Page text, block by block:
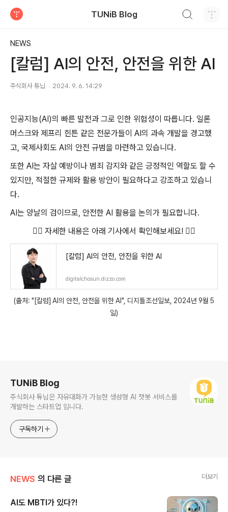
TUNiB Blog
NEWS
[칼럼] AI의 안전, 안전을 위한 AI
주식회사 튜닙 2024. 9. 6. 14:29
인공지능(AI)의 빠른 발전과 그로 인한 위험성이 따릅니다. 일론
머스크와 제프리 힌튼 같은 전문가들이 AI의 과속 개발을 경고했
고, 국제사회도 AI의 안전 규범을 마련하고 있습니다.
또한 AI는 자살 예방이나 범죄 감지와 같은 긍정적인 역할도 할 수
있지만, 적절한 규제와 활용 방안이 필요하다고 강조하고 있습니
다.
AI는 양날의 검이므로, 안전한 AI 활용을 논의가 필요합니다.
👇🏻 자세한 내용은 아래 기사에서 확인해보세요! 👇🏻
[칼럼] AI의 안전, 안전을 위한 AI
digitalchosun.dizzo.com
(출처: "[칼럼] AI의 안전, 안전을 위한 AI", 디지틀조선일보, 2024년 9월 5
일)
TUNiB Blog
주식회사 튜닙은 자유대화가 가능한 생성형 AI 챗봇 서비스를
개발하는 스타트업 입니다.
구독하기
NEWS 의 다른 글 더보기
AI도 MBTI가 있다?!